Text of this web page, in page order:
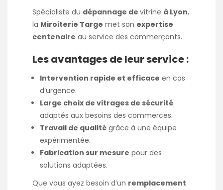
Spécialiste du dépannage de vitrine à Lyon,
la Miroiterie Targe met son expertise
centenaire au service des commerçants.
Les avantages de leur service :
Intervention rapide et efficace en cas
d’urgence.
Large choix de vitrages de sécurité
adaptés aux besoins des commerces.
Travail de qualité grâce à une équipe
expérimentée.
Fabrication sur mesure pour des
solutions adaptées.
Que vous ayez besoin d’un remplacement